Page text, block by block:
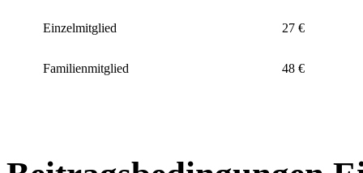
Einzelmitglied 27 €
Familienmitglied 48 €